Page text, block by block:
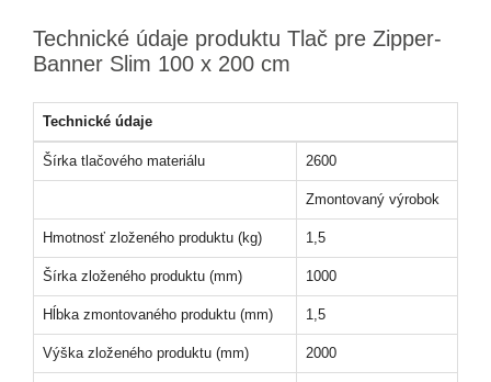
Technické údaje produktu Tlač pre Zipper-
Banner Slim 100 x 200 cm
Technické údaje
Šírka tlačového materiálu 2600
Zmontovaný výrobok
Hmotnosť zloženého produktu (kg) 1,5
Šírka zloženého produktu (mm) 1000
Hĺbka zmontovaného produktu (mm) 1,5
Výška zloženého produktu (mm) 2000